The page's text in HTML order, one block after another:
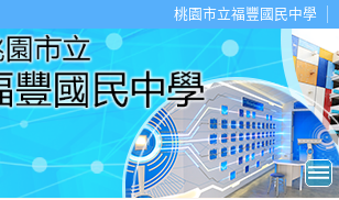
桃園市立福豐國民中學